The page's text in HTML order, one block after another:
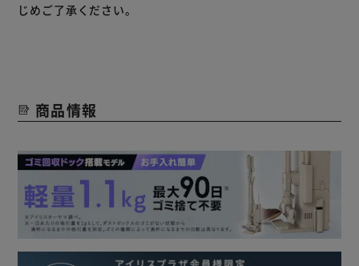
髪の毛が絡まりにくい設計だから、手を汚さずに簡単ごみ捨
※メーカー試験粉じん（JIS試験用粉体1の4種（タルク））
当社試験ごみによるものであり、環境や使い方によって異な
ります。
高性能バッテリーで最長40分稼働。
※セーブモードの場合。床の状態、バッテリーの状態により
異なります。
じめご了承ください。
商品情報